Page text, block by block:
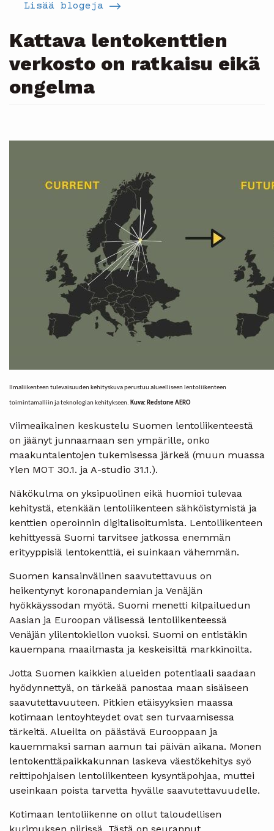
Lisää blogeja
Kattava lentokenttien
verkosto on ratkaisu eikä
ongelma
Ilmaliikenteen tulevaisuuden kehityskuva perustuu alueelliseen lentoliikenteen
toimintamalliin ja teknologian kehitykseen. Kuva: Redstone AERO
Viimeaikainen keskustelu Suomen lentoliikenteestä
on jäänyt junnaamaan sen ympärille, onko
maakuntalentojen tukemisessa järkeä (muun muassa
Ylen MOT 30.1. ja A-studio 31.1.).
Näkökulma on yksipuolinen eikä huomioi tulevaa
kehitystä, etenkään lentoliikenteen sähköistymistä ja
kenttien operoinnin digitalisoitumista. Lentoliikenteen
kehittyessä Suomi tarvitsee jatkossa enemmän
erityyppisiä lentokenttiä, ei suinkaan vähemmän.
Suomen kansainvälinen saavutettavuus on
heikentynyt koronapandemian ja Venäjän
hyökkäyssodan myötä. Suomi menetti kilpailuedun
Aasian ja Euroopan välisessä lentoliikenteessä
Venäjän ylilentokiellon vuoksi. Suomi on entistäkin
kauempana maailmasta ja keskeisiltä markkinoilta.
Jotta Suomen kaikkien alueiden potentiaali saadaan
hyödynnettyä, on tärkeää panostaa maan sisäiseen
saavutettavuuteen. Pitkien etäisyyksien maassa
kotimaan lentoyhteydet ovat sen turvaamisessa
tärkeitä. Alueilta on päästävä Eurooppaan ja
kauemmaksi saman aamun tai päivän aikana. Monen
lentokenttäpaikkakunnan laskeva väestökehitys syö
reittipohjaisen lentoliikenteen kysyntäpohjaa, muttei
useinkaan poista tarvetta hyvälle saavutettavuudelle.
Kotimaan lentoliikenne on ollut taloudellisen